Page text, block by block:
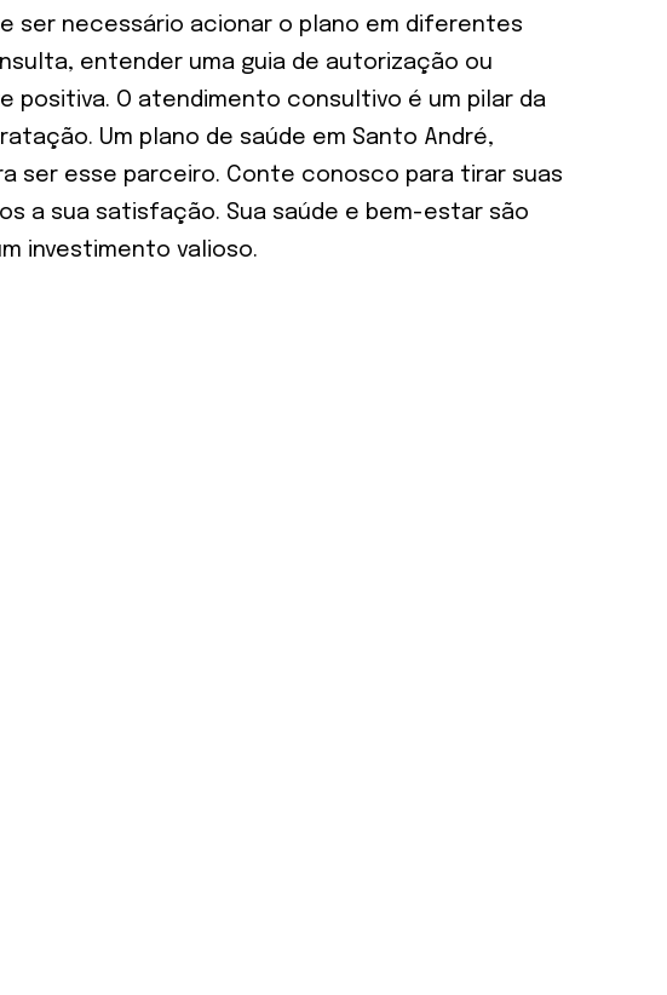
ser necessário acionar o plano em diferentes
entender uma guia de autorização ou
positiva. O atendimento consultivo é um pilar da
Um plano de saúde em Santo André,
ser esse parceiro. Conte conosco para tirar suas
a sua satisfação. Sua saúde e bem-estar são
investimento valioso.